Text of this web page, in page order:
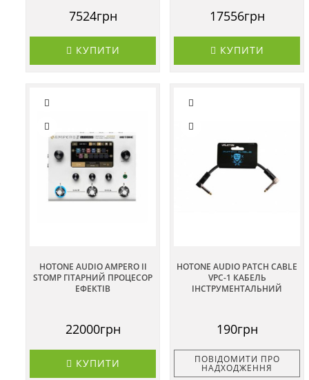
7524грн
КУПИТИ
17556грн
КУПИТИ
HOTONE AUDIO AMPERO II
STOMP ГІТАРНИЙ ПРОЦЕСОР
ЕФЕКТІВ
22000грн
КУПИТИ
HOTONE AUDIO PATCH CABLE
VPC-1 КАБЕЛЬ
ІНСТРУМЕНТАЛЬНИЙ
190грн
ПОВІДОМИТИ ПРО
НАДХОДЖЕННЯ